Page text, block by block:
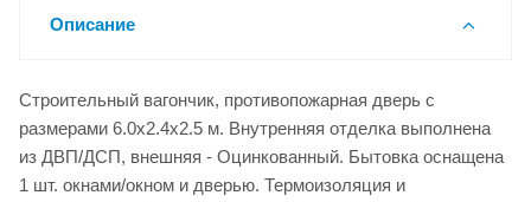
Описание
Строительный вагончик, противопожарная дверь с
размерами 6.0x2.4x2.5 м. Внутренняя отделка выполнена
из ДВП/ДСП, внешняя - Оцинкованный. Бытовка оснащена
1 шт. окнами/окном и дверью. Термоизоляция и